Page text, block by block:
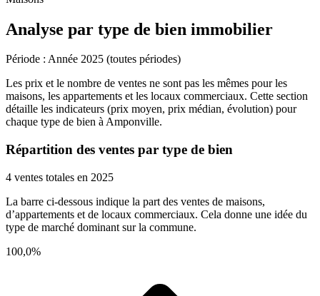
Analyse par type de bien immobilier
Période : Année 2025 (toutes périodes)
Les prix et le nombre de ventes ne sont pas les mêmes pour les
maisons, les appartements et les locaux commerciaux. Cette section
détaille les indicateurs (prix moyen, prix médian, évolution) pour
chaque type de bien à Amponville.
Répartition des ventes par type de bien
4 ventes totales en 2025
La barre ci-dessous indique la part des ventes de maisons,
d’appartements et de locaux commerciaux. Cela donne une idée du
type de marché dominant sur la commune.
100,0%